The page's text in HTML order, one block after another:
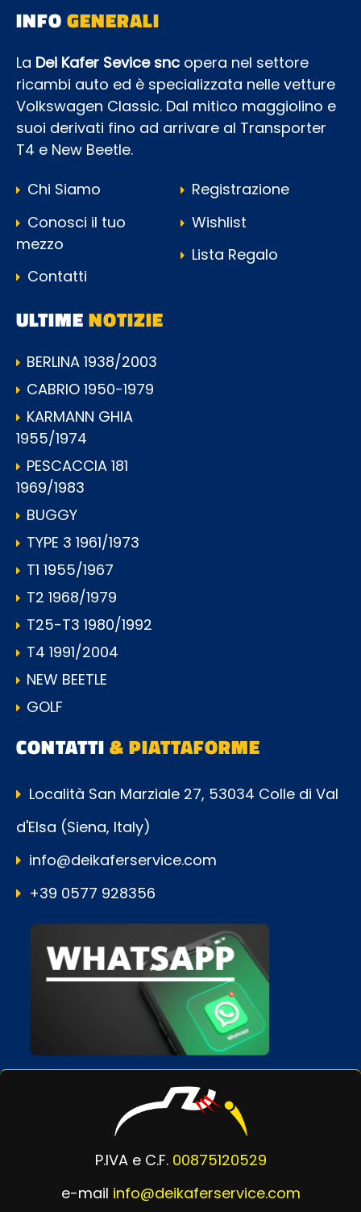
INFOGENERALI
La Dei Kafer Sevice snc opera nel settore
ricambi auto ed è specializzata nelle vetture
Volkswagen Classic. Dal mitico maggiolino e
suoi derivati fino ad arrivare al Transporter
T4 e New Beetle.
Chi Siamo
Conosci il tuo
mezzo
Contatti
Registrazione
Wishlist
Lista Regalo
ULTIMENOTIZIE
BERLINA 1938/2003
CABRIO 1950-1979
KARMANN GHIA
1955/1974
PESCACCIA 181
1969/1983
BUGGY
TYPE 3 1961/1973
T1 1955/1967
T2 1968/1979
T25-T3 1980/1992
T4 1991/2004
NEW BEETLE
GOLF
CONTATTI& PIATTAFORME
Località San Marziale 27, 53034 Colle di Val
d'Elsa (Siena, Italy)
info@deikaferservice.com
+39 0577 928356
P.IVA e C.F. 00875120529
e-mail info@deikaferservice.com